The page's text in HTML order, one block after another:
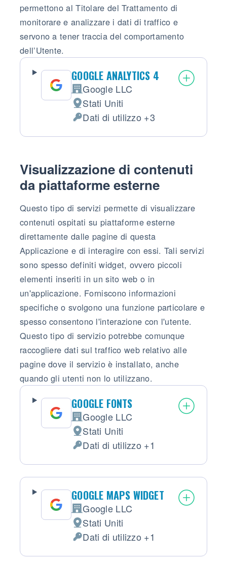
permettono al Titolare del Trattamento di
monitorare e analizzare i dati di traffico e
servono a tener traccia del comportamento
dell’Utente.
GOOGLE ANALYTICS 4
Azienda:
Google LLC
Luogo del trattamento:
Stati Uniti
Dati Personali trattati:
Dati di utilizzo +3
Visualizzazione di contenuti
da piattaforme esterne
Questo tipo di servizi permette di visualizzare
contenuti ospitati su piattaforme esterne
direttamente dalle pagine di questa
Applicazione e di interagire con essi. Tali servizi
sono spesso definiti widget, ovvero piccoli
elementi inseriti in un sito web o in
un'applicazione. Forniscono informazioni
specifiche o svolgono una funzione particolare e
spesso consentono l'interazione con l'utente.
Questo tipo di servizio potrebbe comunque
raccogliere dati sul traffico web relativo alle
pagine dove il servizio è installato, anche
quando gli utenti non lo utilizzano.
GOOGLE FONTS
Azienda:
Google LLC
Luogo del trattamento:
Stati Uniti
Dati Personali trattati:
Dati di utilizzo +1
GOOGLE MAPS WIDGET
Azienda:
Google LLC
Luogo del trattamento:
Stati Uniti
Dati Personali trattati:
Dati di utilizzo +1